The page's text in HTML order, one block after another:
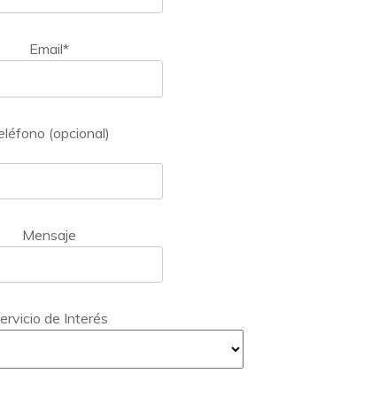
Email*
(opcional)
Mensaje
de Interés